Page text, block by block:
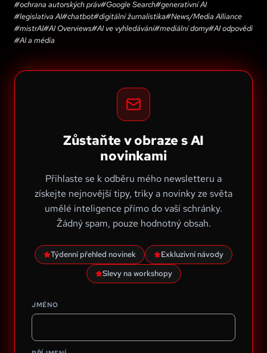
#ochrana autorských práv#Google Search#generativní AI
#legislativa AI#chatbot#digitální žurnalistika#News/Media Alliance
#mistrAI#AI Overviews#AI ve vyhledávání#mediální domy#AI odpovědi
#AI a média
Zůstaňte v obraze s AI
novinkami
Přihlaste se k odběru mého newsletteru a
získejte nejnovější tipy, triky a novinky ze světa
umělé inteligence přímo do vaší schránky.
Žádný spam, pouze hodnotný obsah.
Týdenní přehled novinek
Exkluzivní návody
Slevy na workshopy
JMÉNO